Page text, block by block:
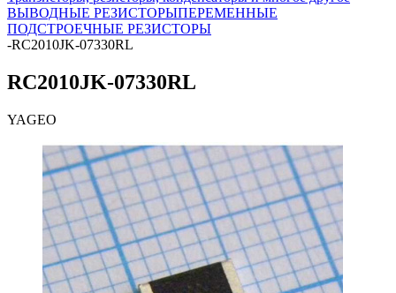
ВЫВОДНЫЕ РЕЗИСТОРЫПЕРЕМЕННЫЕ
ПОДСТРОЕЧНЫЕ РЕЗИСТОРЫ
-RC2010JK-07330RL
RC2010JK-07330RL
YAGEO